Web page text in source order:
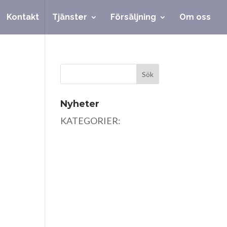
Kontakt Tjänster Försäljning Om oss
Nyheter
KATEGORIER: